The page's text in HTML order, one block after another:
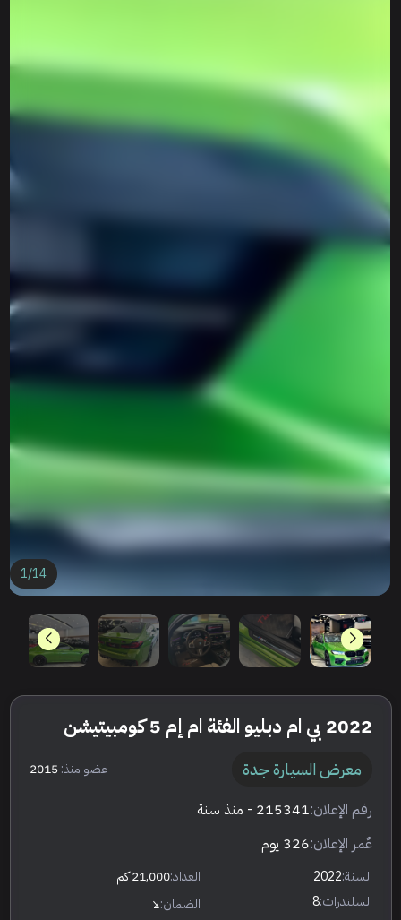
1/14
2022 بي ام دبليو الفئة ام إم 5 كومبيتيشن
معرض السيارة جدة عضو منذ:2015
رقم الإعلان:215341 - منذ سنة
عٌمر الإعلان:326 يوم
السنة:2022 العداد:21,000 كم
السلندرات:8 الضمان:لا